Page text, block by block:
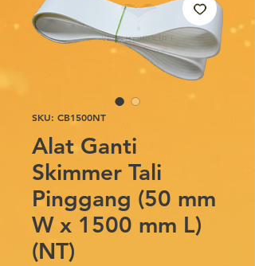
SKU: CB1500NT
Alat Ganti
Skimmer Tali
Pinggang (50 mm
W x 1500 mm L)
(NT)